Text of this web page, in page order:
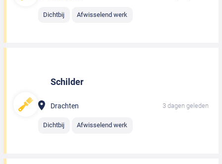
Dichtbij Afwisselend werk
Schilder
Drachten 3 dagen geleden
Dichtbij Afwisselend werk